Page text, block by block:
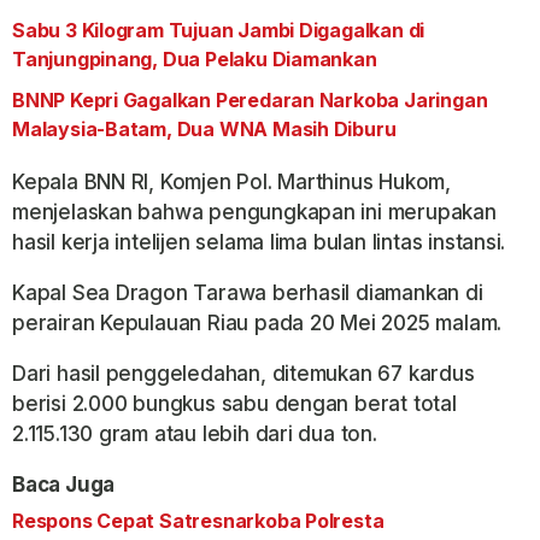
Sabu 3 Kilogram Tujuan Jambi Digagalkan di
Tanjungpinang, Dua Pelaku Diamankan
BNNP Kepri Gagalkan Peredaran Narkoba Jaringan
Malaysia-Batam, Dua WNA Masih Diburu
Kepala BNN RI, Komjen Pol. Marthinus Hukom,
menjelaskan bahwa pengungkapan ini merupakan
hasil kerja intelijen selama lima bulan lintas instansi.
Kapal Sea Dragon Tarawa berhasil diamankan di
perairan Kepulauan Riau pada 20 Mei 2025 malam.
Dari hasil penggeledahan, ditemukan 67 kardus
berisi 2.000 bungkus sabu dengan berat total
2.115.130 gram atau lebih dari dua ton.
Baca Juga
Respons Cepat Satresnarkoba Polresta